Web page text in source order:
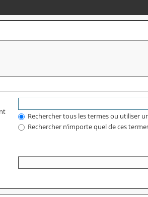
Rechercher tous les termes ou utiliser
Rechercher n’importe quel de ces